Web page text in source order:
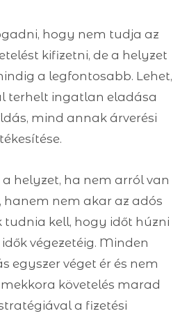
hogy nem tudja az
kifizetni, de a helyzet
a legfontosabb. Lehet,
terhelt ingatlan eladása
mind annak árverési
helyzet, ha nem arról van
hanem nem akar az adós
tudnia kell, hogy időt húzni
végezetéig. Minden
egyszer véget ér és nem
követelés marad
a fizetési